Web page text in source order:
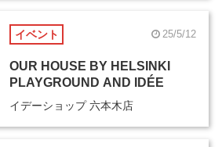
イベント 25/5/12
OUR HOUSE BY HELSINKI
PLAYGROUND AND IDÉE
イデーショップ 六本木店